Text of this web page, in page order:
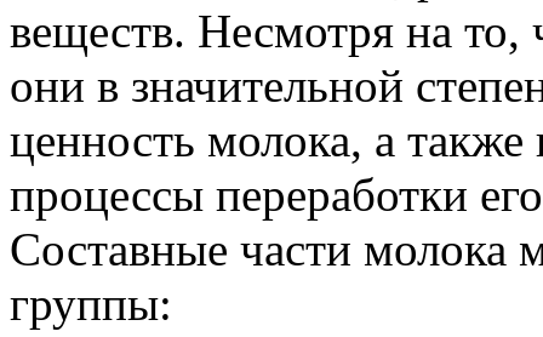
веществ. Несмотря на то,
они в значительной
ценность молока, а
процессы переработки
Составные части молока
группы: